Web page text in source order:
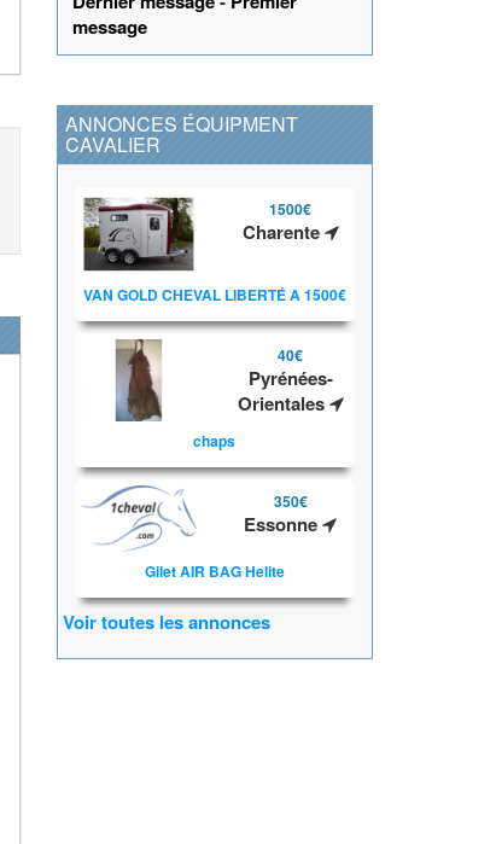
message
ANNONCES ÉQUIPMENT
CAVALIER
1500€
Charente
VAN GOLD CHEVAL LIBERTÉ A 1500€
40€
Pyrénées-
Orientales
chaps
350€
Essonne
Gilet AIR BAG Helite
Voir toutes les annonces